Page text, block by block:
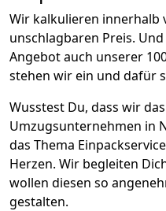
Wir kalkulieren innerhalb
unschlagbaren Preis.
Angebot auch unserer
stehen wir ein und dafür
Wusstest Du, dass wir
Umzugsunternehmen in
das Thema
Herzen. Wir begleiten
wollen diesen so
gestalten.